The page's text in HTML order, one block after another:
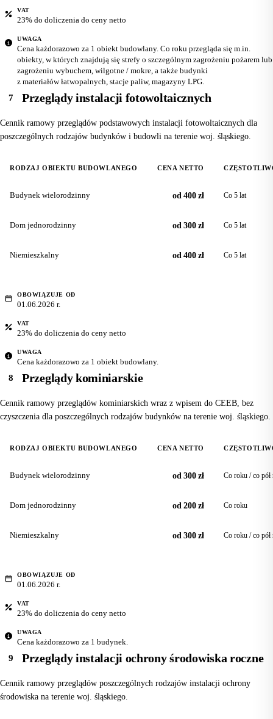
VAT
23% do doliczenia do ceny netto
UWAGA
Cena każdorazowo za 1 obiekt budowlany. Co roku przegląda się m.in.
obiekty, w których znajdują się strefy o szczególnym zagrożeniu pożarem lub
zagrożeniu wybuchem, wilgotne / mokre, a także budynki
z materiałów łatwopalnych, stacje paliw, magazyny LPG.
7 Przeglądy instalacji fotowoltaicznych
Cennik ramowy przeglądów podstawowych instalacji fotowoltaicznych dla
poszczególnych rodzajów budynków i budowli na terenie woj. śląskiego.
RODZAJ OBIEKTU BUDOWLANEGO CENA NETTO
Budynek wielorodzinny od 400 zł Co 5 lat
Dom jednorodzinny od 300 zł Co 5 lat
Niemieszkalny od 400 zł Co 5 lat
OBOWIĄZUJE OD
01.06.2026 r.
VAT
23% do doliczenia do ceny netto
UWAGA
Cena każdorazowo za 1 obiekt budowlany.
8 Przeglądy kominiarskie
Cennik ramowy przeglądów kominiarskich wraz z wpisem do CEEB, bez
czyszczenia dla poszczególnych rodzajów budynków na terenie woj. śląskiego.
RODZAJ OBIEKTU BUDOWLANEGO CENA NETTO
Budynek wielorodzinny od 300 zł Co roku / co pół
Dom jednorodzinny od 200 zł Co roku
Niemieszkalny od 300 zł Co roku / co pół
OBOWIĄZUJE OD
01.06.2026 r.
VAT
23% do doliczenia do ceny netto
UWAGA
Cena każdorazowo za 1 budynek.
9 Przeglądy instalacji ochrony środowiska roczne
Cennik ramowy przeglądów poszczególnych rodzajów instalacji ochrony
środowiska na terenie woj. śląskiego.